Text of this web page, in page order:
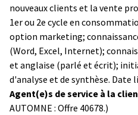
nouveaux clients et la vente
1er ou 2e cycle en
option marketing;
(Word, Excel, Internet);
et anglaise (parlé et écrit);
d'analyse et de synthèse. Date
Agent(e)s de service à la
AUTOMNE : Offre 40678.)